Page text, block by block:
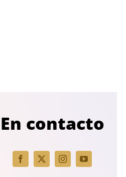
En contacto